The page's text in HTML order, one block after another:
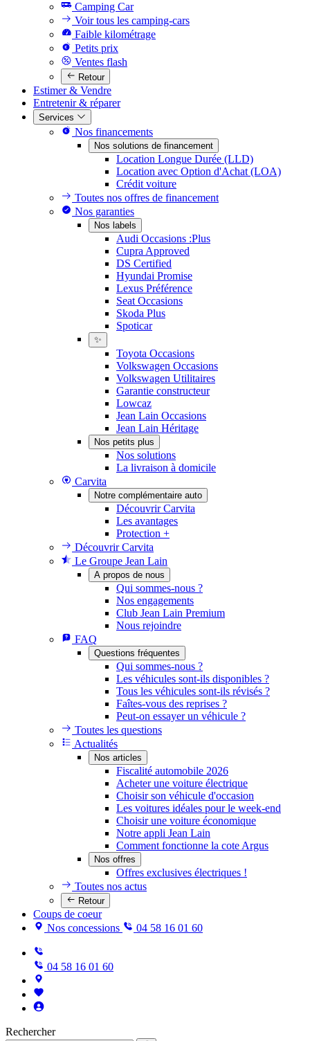
Camping Car
Voir tous les camping-cars
Faible kilométrage
Petits prix
Ventes flash
Retour
Estimer & Vendre
Entretenir & réparer
Services
Nos financements
Nos solutions de financement
Location Longue Durée (LLD)
Location avec Option d'Achat (LOA)
Crédit voiture
Toutes nos offres de financement
Nos garanties
Nos labels
Audi Occasions :Plus
Cupra Approved
DS Certified
Hyundai Promise
Lexus Préférence
Seat Occasions
Skoda Plus
Spoticar
✨
Toyota Occasions
Volkswagen Occasions
Volkswagen Utilitaires
Garantie constructeur
Lowcaz
Jean Lain Occasions
Jean Lain Héritage
Nos petits plus
Nos solutions
La livraison à domicile
Carvita
Notre complémentaire auto
Découvrir Carvita
Les avantages
Protection +
Découvrir Carvita
Le Groupe Jean Lain
A propos de nous
Qui sommes-nous ?
Nos engagements
Club Jean Lain Premium
Nous rejoindre
FAQ
Questions fréquentes
Qui sommes-nous ?
Les véhicules sont-ils disponibles ?
Tous les véhicules sont-ils révisés ?
Faîtes-vous des reprises ?
Peut-on essayer un véhicule ?
Toutes les questions
Actualités
Nos articles
Fiscalité automobile 2026
Acheter une voiture électrique
Choisir son véhicule d'occasion
Les voitures idéales pour le week-end
Choisir une voiture économique
Notre appli Jean Lain
Comment fonctionne la cote Argus
Nos offres
Offres exclusives électriques !
Toutes nos actus
Retour
Coups de coeur
Nos concessions
04 58 16 01 60
04 58 16 01 60
Rechercher